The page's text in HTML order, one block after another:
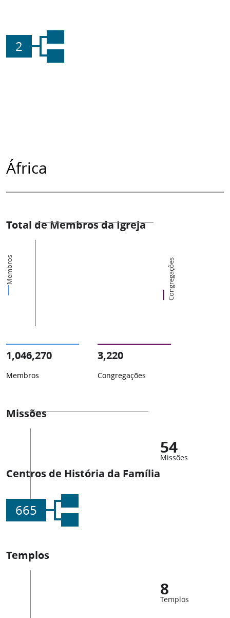
2
África
Total de Membros da Igreja
Membros Congregações
1,046,270
Membros
3,220
Congregações
Missões
54
Missões
Centros de História da Família
665
Templos
8
Templos